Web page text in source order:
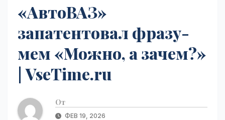
«АвтоВАЗ»
запатентовал фразу-
мем «Можно, а зачем?»
| VseTime.ru
От
ФЕВ 19, 2026